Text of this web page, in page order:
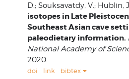
D.; Souksavatdy, V.; Hublin,
isotopes in Late
Southeast Asian cave
paleodietary information.
National Academy of
2020.
doi link bibtex